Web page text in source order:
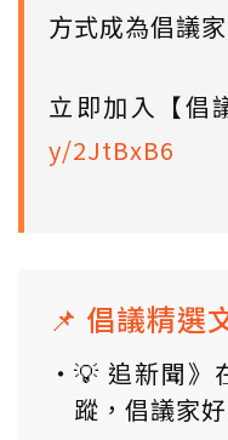
方式成為倡議家
立即加入【倡
y/2JtBxB6
📌 倡議精選
💡 追新聞》
蹤，倡議家